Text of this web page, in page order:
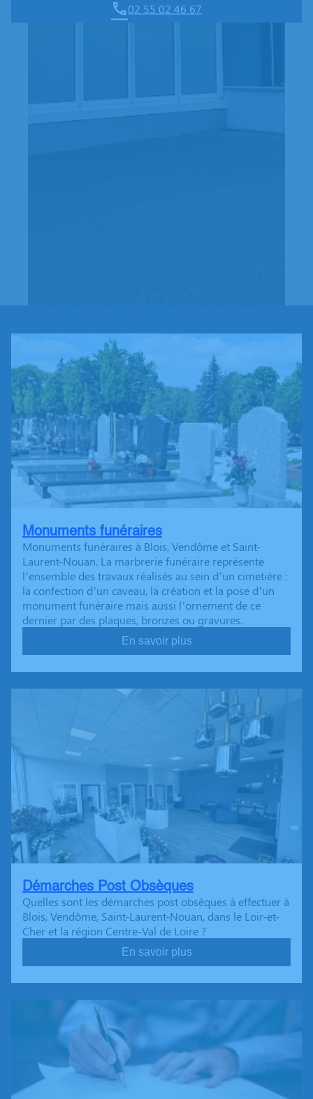
02 55 02 46 67
Monuments funéraires
Monuments funéraires à Blois, Vendôme et Saint-
Laurent-Nouan. La marbrerie funéraire représente
l’ensemble des travaux réalisés au sein d’un cimetière :
la confection d’un caveau, la création et la pose d’un
monument funéraire mais aussi l’ornement de ce
dernier par des plaques, bronzes ou gravures.
En savoir plus
Démarches Post Obsèques
Quelles sont les démarches post obsèques à effectuer à
Blois, Vendôme, Saint-Laurent-Nouan, dans le Loir-et-
Cher et la région Centre-Val de Loire ?
En savoir plus